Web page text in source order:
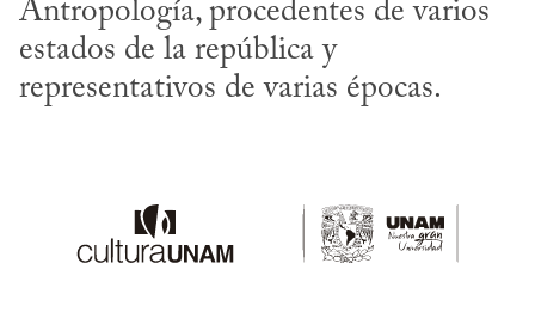
Antropología, procedentes de varios
estados de la república y
representativos de varias épocas.